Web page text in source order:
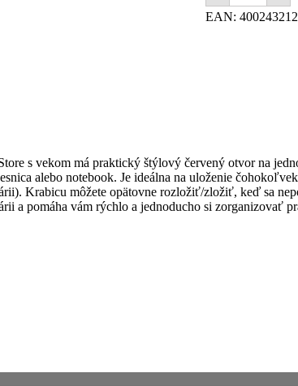
EAN:
s vekom má praktický štýlový červený otvor na
alebo notebook. Je ideálna na uloženie
Krabicu môžete opätovne rozložiť/zložiť, keď sa
a pomáha vám rýchlo a jednoducho si zorganizovať